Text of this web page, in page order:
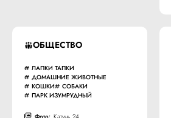
ОБЩЕСТВО
ЛАПКИ ТАПКИ
ДОМАШНИЕ ЖИВОТНЫЕ
КОШКИ
СОБАКИ
ПАРК ИЗУМРУДНЫЙ